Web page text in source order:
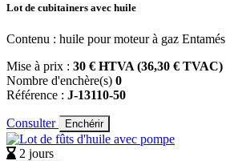
Lot de cubitainers avec huile
Contenu : huile pour moteur à gaz Entamés
Mise à prix : 30 € HTVA (36,30 € TVAC)
Nombre d'enchère(s) 0
Référence : J-13110-50
Consulter Enchérir
2 jours